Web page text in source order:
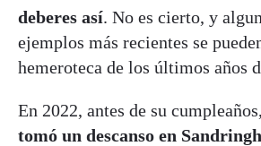
deberes así. No es cierto, y
ejemplos más recientes se
hemeroteca de los últimos años
En 2022, antes de su cumpleaños,
tomó un descanso en